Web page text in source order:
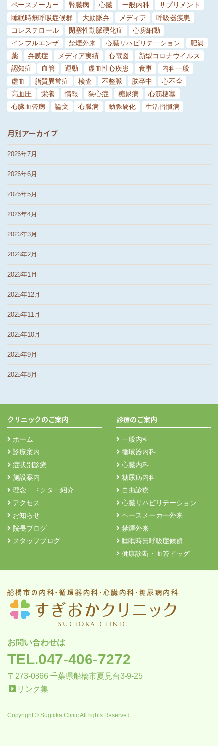
ペースメーカー
腎臓病 心臓 一般内科
サプリメント
睡眠時無呼吸症候群
大動脈弁 メディア
呼吸器疾患
コレステロール
閉塞性動脈硬化症
心房細動
インフルエンザ
禁煙外来 心臓リハビリテーション
肥満
薬
弁膜症 メディア実績 心電図
新型コロナウイルス
認知症
血管 運動 虚血性心疾患 食事
内科一般
虚血
脂質異常症 検査 不整脈 脳卒中
心不全
高血圧
栄養 情報 狭心症 糖尿病
心筋梗塞
心臓血管病
論文 心臓病 動脈硬化 生活習慣病
月別アーカイブ
2026年7月
2026年6月
2026年5月
2026年4月
2026年3月
2026年2月
2026年1月
2025年12月
2025年11月
2025年10月
2025年9月
2025年8月
クリニックのご案内
ホーム
診療案内
症状別診療
施設案内
理念・ドクター紹介
アクセス
お知らせ
院長ブログ
スタッフブログ
診療のご案内
一般内科
循環器内科
心臓内科
糖尿病内科
自由診療
心臓リハビリテーション
ペースメーカー外来
禁煙外来
睡眠時無呼吸症候群
健康診断・血管ドッグ
お問い合わせは
TEL.047-406-7272
〒273-0866 千葉県船橋市夏見台3-9-25
リンク集
Copyright © Sugioka Clinic All rights Reserved.